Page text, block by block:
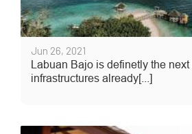
Jun 26, 2021
Labuan Bajo is definetly the
infrastructures already[...]